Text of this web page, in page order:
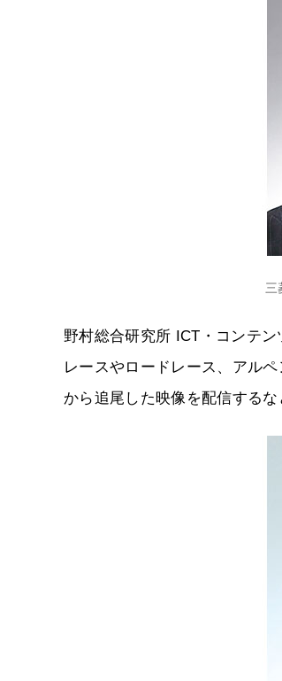
三
野村総合研究所 ICT・コンテ
レースやロードレース、アル
から追尾した映像を配信する